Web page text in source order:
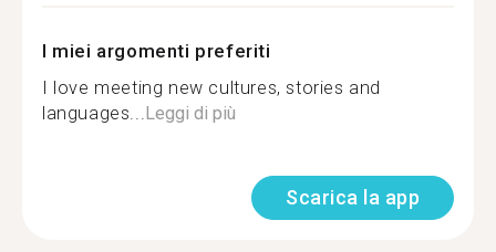
I miei argomenti preferiti
I love meeting new cultures, stories and
languages...Leggi di più
Scarica la app